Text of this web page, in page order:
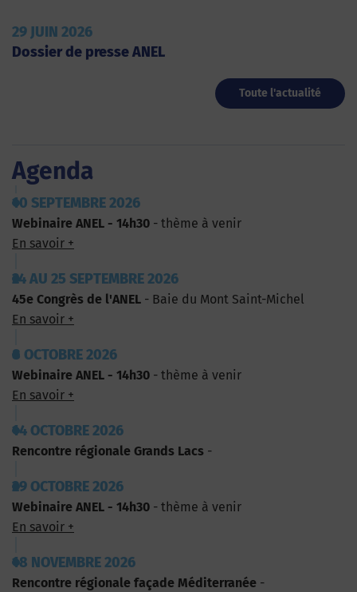
29 JUIN 2026
Dossier de presse ANEL
Toute l'actualité
Agenda
10 SEPTEMBRE 2026
Webinaire ANEL - 14h30 - thème à venir
En savoir +
24 AU 25 SEPTEMBRE 2026
45e Congrès de l'ANEL - Baie du Mont Saint-Michel
En savoir +
8 OCTOBRE 2026
Webinaire ANEL - 14h30 - thème à venir
En savoir +
14 OCTOBRE 2026
Rencontre régionale Grands Lacs -
29 OCTOBRE 2026
Webinaire ANEL - 14h30 - thème à venir
En savoir +
18 NOVEMBRE 2026
Rencontre régionale façade Méditerranée -